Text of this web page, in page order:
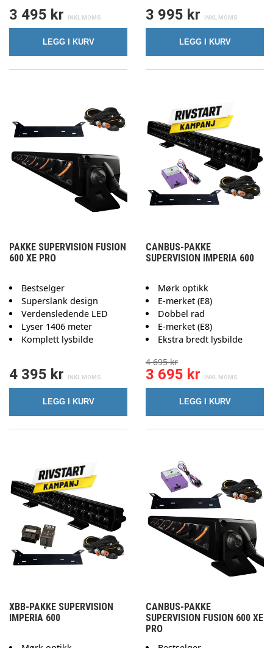
3 495 kr
LEGG I KURV
3 995 kr
LEGG I KURV
PAKKE SUPERVISION FUSION
600 XE PRO
Bestselger
Superslank design
Verdensledende LED
Lyser 1406 meter
Komplett lysbilde
4 395 kr
LEGG I KURV
CANBUS-PAKKE
SUPERVISION IMPERIA 600
Mørk optikk
E-merket (E8)
Dobbel rad
E-merket (E8)
Ekstra bredt lysbilde
4 695 kr
3 695 kr
LEGG I KURV
XBB-PAKKE SUPERVISION
IMPERIA 600
CANBUS-PAKKE
SUPERVISION FUSION 600 XE
PRO